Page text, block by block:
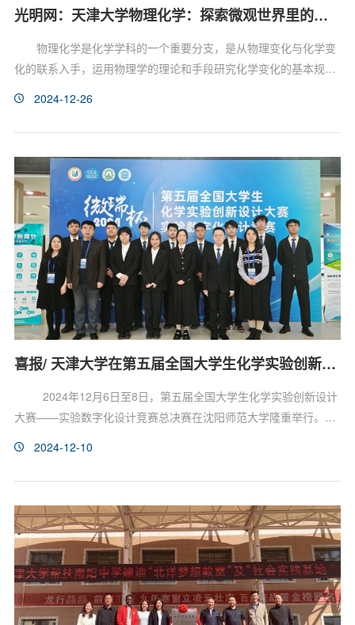
光明网：天津大学物理化学：探索微观世界里的宏观力量
物理化学是化学学科的一个重要分支，是从物理变化与化学变
化的联系入手，运用物理学的理论和手段研究化学变化的基本规律
立不久，即开设了化学课程。学校建有完备的理化实验楼，并设立
起，北洋大学开始积极引进专家来校执教，其中不乏我国物理...
2024-12-26
喜报/ 天津大学在第五届全国大学生化学实验创新设计大赛中斩获佳绩
2024年12月6日至8日，第五届全国大学生化学实验创新设计
大赛——实验数字化设计竞赛总决赛在沈阳师范大学隆重举行。化
绩，分别荣获全国特等奖一项、全国一等奖两项，获奖项目数和获
学院杜静、邵松雪和于曦老师指导，理学院本科生陈国辉、...
2024-12-10